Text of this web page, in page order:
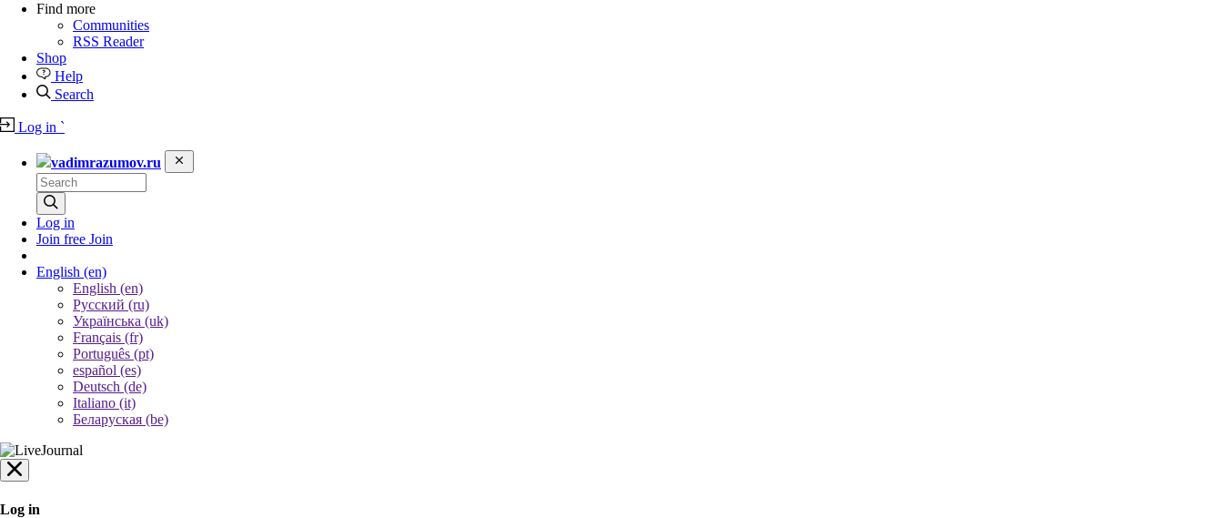
Find more
Communities
RSS Reader
Shop
Help
Search
Log in `
vadimrazumov.ru
Log in
Join free Join
English (en)
English (en)
Русский (ru)
Українська (uk)
Français (fr)
Português (pt)
español (es)
Deutsch (de)
Italiano (it)
Беларуская (be)
Log in